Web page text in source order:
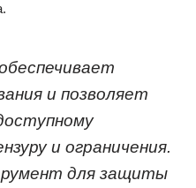
и позволяет
и ограничения.
для защиты